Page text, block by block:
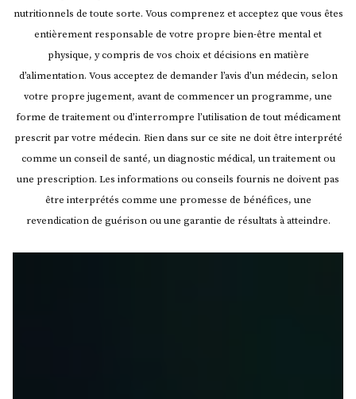
nutritionnels de toute sorte. Vous comprenez et acceptez que vous êtes
entièrement responsable de votre propre bien-être mental et
physique, y compris de vos choix et décisions en matière
d’alimentation. Vous acceptez de demander l’avis d’un médecin, selon
votre propre jugement, avant de commencer un programme, une
forme de traitement ou d’interrompre l’utilisation de tout médicament
prescrit par votre médecin. Rien dans sur ce site ne doit être interprété
comme un conseil de santé, un diagnostic médical, un traitement ou
une prescription. Les informations ou conseils fournis ne doivent pas
être interprétés comme une promesse de bénéfices, une
revendication de guérison ou une garantie de résultats à atteindre.